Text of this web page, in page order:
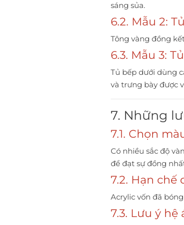
sáng sủa.
6.2. Mẫu 2:
Tông vàng đồng
6.3. Mẫu 3:
Tủ bếp dưới dùng
và trưng bày được
7. Những
7.1. Chọn
Có nhiều sắc độ
để đạt sự đồng
7.2. Hạn
Acrylic vốn đã
7.3. Lưu ý hệ